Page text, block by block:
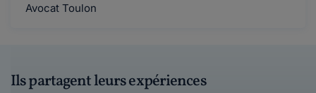
Avocat Toulon
Ils partagent leurs expériences